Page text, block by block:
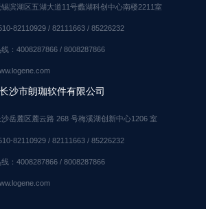
滨湖区五湖大道11号蠡湖科创中心南楼2211室
82110929 / 82111663 / 85226232
：4008287866 / 8008287866
长沙市朗珈软件有限公司
岳麓区麓云路 268 号梅溪湖创新中心1206 室
82110929 / 82111663 / 85226232
：4008287866 / 8008287866